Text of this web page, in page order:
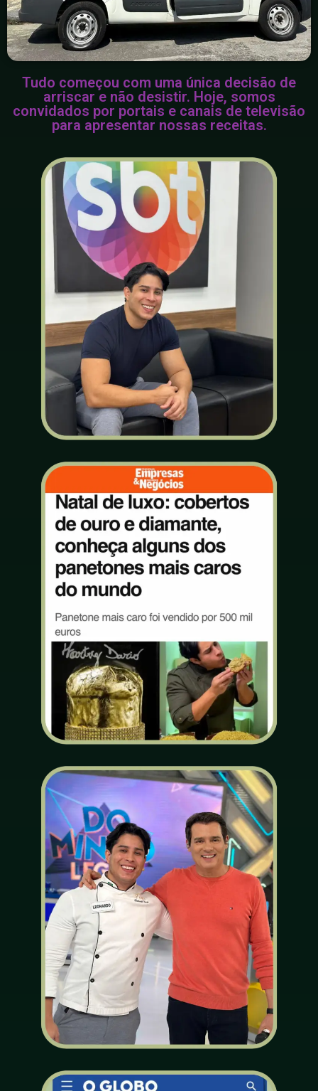
Tudo começou com uma única decisão de
arriscar e não desistir. Hoje, somos
convidados por portais e canais de televisão
para apresentar nossas receitas.